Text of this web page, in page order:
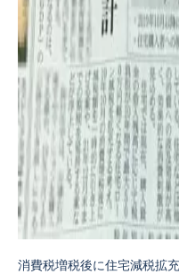
消費税増税後に住宅減税拡